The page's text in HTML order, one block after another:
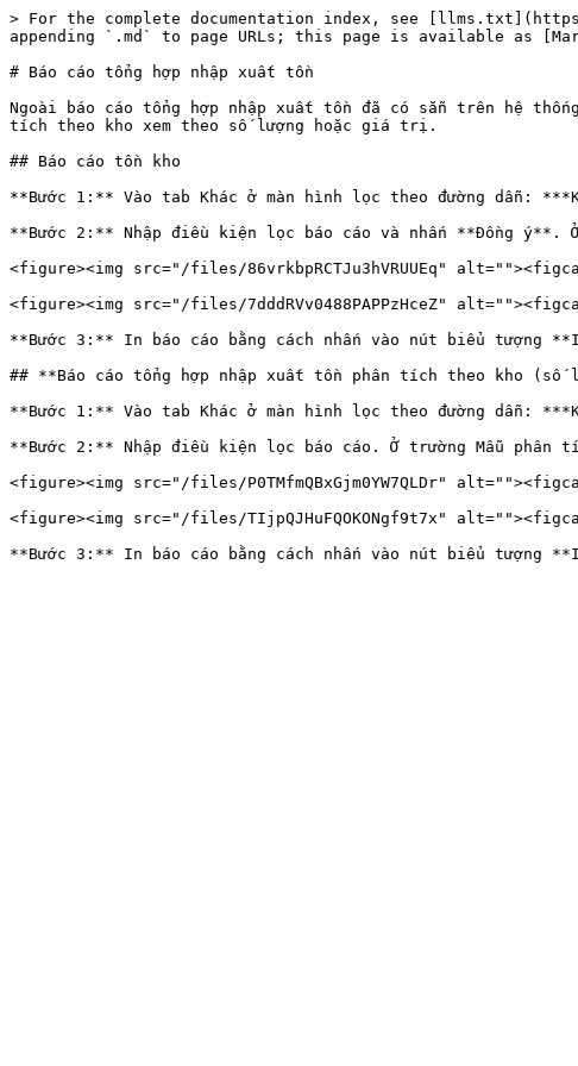
> For the complete documentation index, see
appending `.md` to page URLs; this page is available as
# Báo cáo tổng hợp nhập xuất tồn
Ngoài báo cáo tổng hợp nhập xuất tồn đã có sẵn trên hệ
tích theo kho xem theo số lượng hoặc giá trị.
## Báo cáo tồn kho
**Bước 1:** Vào tab Khác ở màn hình lọc theo đường dẫn:
**Bước 2:** Nhập điều kiện lọc báo cáo và nhấn **Đồng ý**.
<figure><img src="/files/86vrkbpRCTJu3hVRUUEq"
<figure><img src="/files/7dddRVv0488PAPPzHceZ"
**Bước 3:** In báo cáo bằng cách nhấn vào nút biểu tượng
## **Báo cáo tổng hợp nhập xuất tồn phân tích theo kho (số
**Bước 1:** Vào tab Khác ở màn hình lọc theo đường dẫn:
**Bước 2:** Nhập điều kiện lọc báo cáo. Ở trường Mẫu phân
<figure><img src="/files/P0TMfmQBxGjm0YW7QLDr"
<figure><img src="/files/TIjpQJHuFQOKONgf9t7x"